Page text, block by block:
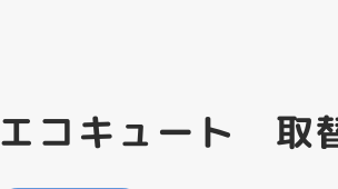
エコキュート 取